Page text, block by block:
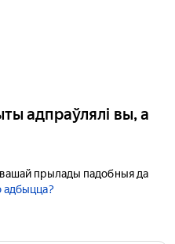
адпраўлялі вы, а
прылады падобныя да
адбыцца?